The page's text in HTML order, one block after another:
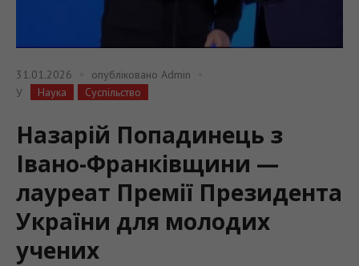
31.01.2026 опубліковано Admin
У
Наука Суспільство
Назарій Попадинець з
Івано-Франківщини —
лауреат Премії Президента
України для молодих
учених